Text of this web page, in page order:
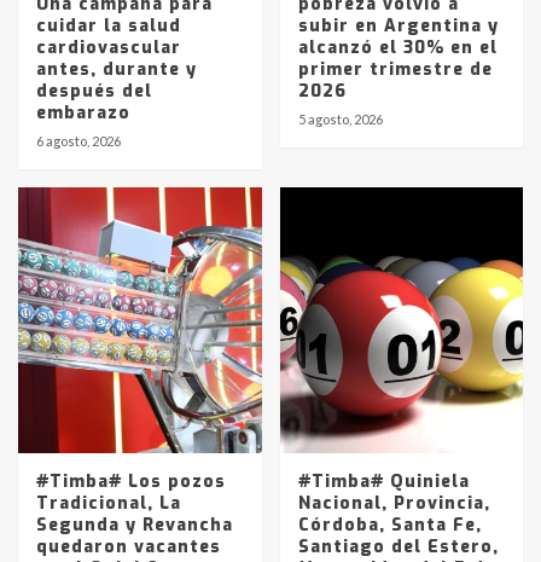
Una campaña para
cuidar la salud
cardiovascular
antes, durante y
después del
embarazo
6 agosto, 2026
pobreza volvió a
subir en Argentina y
alcanzó el 30% en el
primer trimestre de
2026
5 agosto, 2026
#Timba# Los pozos
Tradicional, La
Segunda y Revancha
quedaron vacantes
#Timba# Quiniela
Nacional, Provincia,
Córdoba, Santa Fe,
Santiago del Estero,